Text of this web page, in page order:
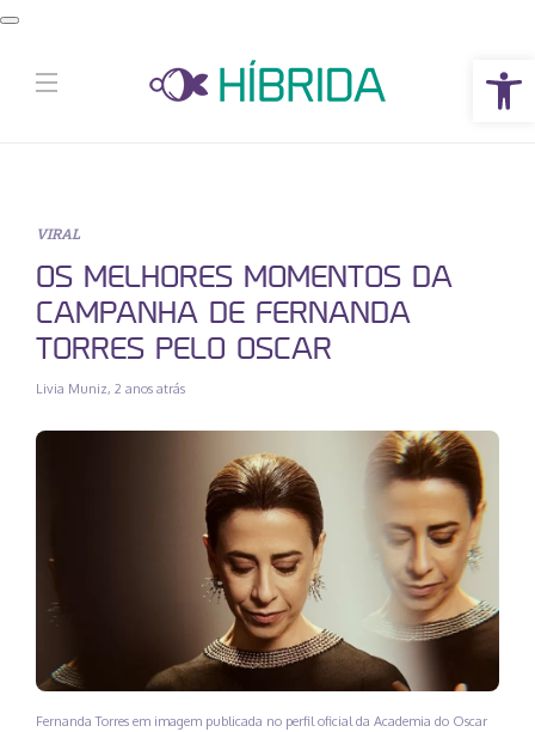
Abrir a barra de ferramentas
VIRAL
OS MELHORES MOMENTOS DA
CAMPANHA DE FERNANDA
TORRES PELO OSCAR
Livia Muniz, 2 anos atrás
Fernanda Torres em imagem publicada no perfil oficial da Academia do Oscar